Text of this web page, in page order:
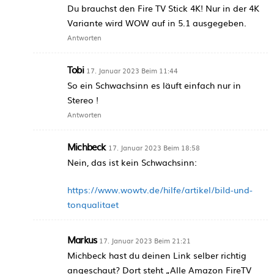
Du brauchst den Fire TV Stick 4K! Nur in der 4K
Variante wird WOW auf in 5.1 ausgegeben.
Antworten
Tobi 17. Januar 2023 Beim 11:44
So ein Schwachsinn es läuft einfach nur in
Stereo !
Antworten
Michbeck 17. Januar 2023 Beim 18:58
Nein, das ist kein Schwachsinn:
https://www.wowtv.de/hilfe/artikel/bild-und-
tonqualitaet
Markus 17. Januar 2023 Beim 21:21
Michbeck hast du deinen Link selber richtig
angeschaut? Dort steht „Alle Amazon FireTV